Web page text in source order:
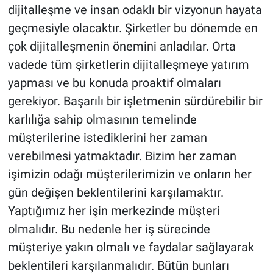
dijitalleşme ve insan odaklı bir vizyonun hayata
geçmesiyle olacaktır. Şirketler bu dönemde en
çok dijitalleşmenin önemini anladılar. Orta
vadede tüm şirketlerin dijitalleşmeye yatırım
yapması ve bu konuda proaktif olmaları
gerekiyor. Başarılı bir işletmenin sürdürebilir bir
karlılığa sahip olmasının temelinde
müşterilerine istediklerini her zaman
verebilmesi yatmaktadır. Bizim her zaman
işimizin odağı müşterilerimizin ve onların her
gün değişen beklentilerini karşılamaktır.
Yaptığımız her işin merkezinde müşteri
olmalıdır. Bu nedenle her iş sürecinde
müşteriye yakın olmalı ve faydalar sağlayarak
beklentileri karşılanmalıdır. Bütün bunları